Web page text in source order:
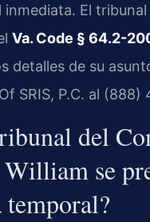
El tribunal
Va. Code § 64.2-
detalles de su
SRIS, P.C. al (888)
del
se